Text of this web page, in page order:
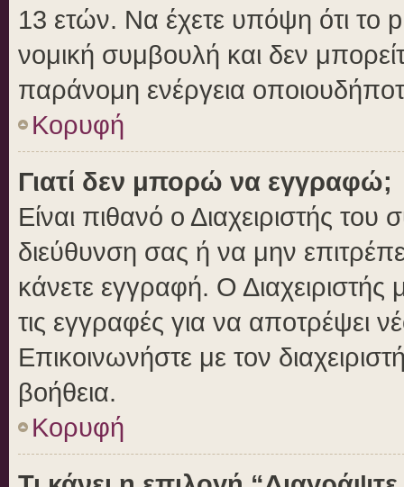
13 ετών. Να έχετε υπόψη ότι το
νομική συμβουλή και δεν
παράνομη ενέργεια
Κορυφή
Γιατί δεν μπορώ να εγγραφώ;
Είναι πιθανό ο Διαχειριστής του
διεύθυνση σας ή να μην
κάνετε εγγραφή. Ο Διαχειριστής
τις εγγραφές για να αποτρέψει
Επικοινωνήστε με τον
βοήθεια.
Κορυφή